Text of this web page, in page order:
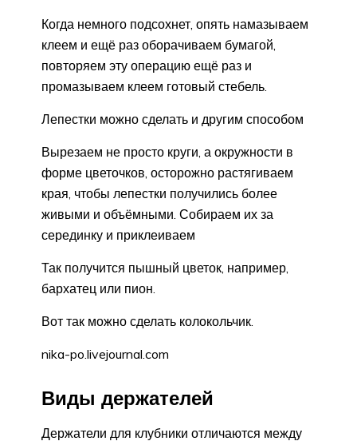
Когда немного подсохнет, опять намазываем
клеем и ещё раз оборачиваем бумагой,
повторяем эту операцию ещё раз и
промазываем клеем готовый стебель.
Лепестки можно сделать и другим способом
Вырезаем не просто круги, а окружности в
форме цветочков, осторожно растягиваем
края, чтобы лепестки получились более
живыми и объёмными. Собираем их за
серединку и приклеиваем
Так получится пышный цветок, например,
бархатец или пион.
Вот так можно сделать колокольчик.
nika-po.livejournal.com
Виды держателей
Держатели для клубники отличаются между